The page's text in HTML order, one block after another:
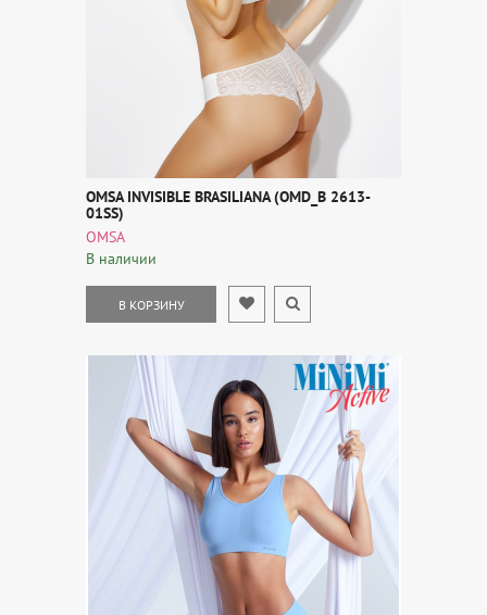
OMSA INVISIBLE BRASILIANA (OMD_B 2613-
01SS)
OMSA
В наличии
В КОРЗИНУ